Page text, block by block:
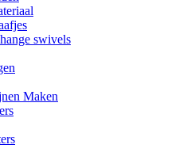
swivels
Maken